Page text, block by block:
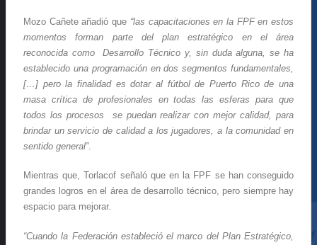
Mozo Cañete añadió que “las capacitaciones en la FPF en estos
momentos forman parte del plan estratégico en el área
reconocida como Desarrollo Técnico y, sin duda alguna, se ha
establecido una programación en dos segmentos fundamentales,
[…] pero la finalidad es dotar al fútbol de Puerto Rico de una
masa crítica de profesionales en todas las esferas para que
todos los procesos se puedan realizar con mejor calidad, para
brindar un servicio de calidad a los jugadores, a la comunidad en
sentido general”.
Mientras que, Torlacof señaló que en la FPF se han conseguido
grandes logros en el área de desarrollo técnico, pero siempre hay
espacio para mejorar.
“Cuando la Federación estableció el marco del Plan Estratégico,